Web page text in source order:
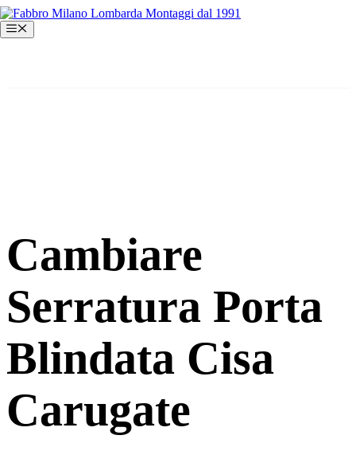
Vai
al
contenuto
Menu
Cambiare
Serratura Porta
Blindata Cisa
Carugate